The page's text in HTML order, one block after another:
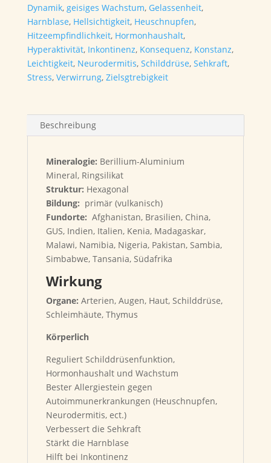
Dynamik, geisiges Wachstum, Gelassenheit,
Harnblase, Hellsichtigkeit, Heuschnupfen,
Hitzeempfindlichkeit, Hormonhaushalt,
Hyperaktivität, Inkontinenz, Konsequenz, Konstanz,
Leichtigkeit, Neurodermitis, Schilddrüse, Sehkraft,
Stress, Verwirrung, Zielsgtrebigkeit
Beschreibung
Mineralogie: Berillium-Aluminium
Mineral, Ringsilikat
Struktur: Hexagonal
Bildung: primär (vulkanisch)
Fundorte: Afghanistan, Brasilien, China,
GUS, Indien, Italien, Kenia, Madagaskar,
Malawi, Namibia, Nigeria, Pakistan, Sambia,
Simbabwe, Tansania, Südafrika
Wirkung
Organe: Arterien, Augen, Haut, Schilddrüse,
Schleimhäute, Thymus
Körperlich
Reguliert Schilddrüsenfunktion,
Hormonhaushalt und Wachstum
Bester Allergiestein gegen
Autoimmunerkrankungen (Heuschnupfen,
Neurodermitis, ect.)
Verbessert die Sehkraft
Stärkt die Harnblase
Hilft bei Inkontinenz